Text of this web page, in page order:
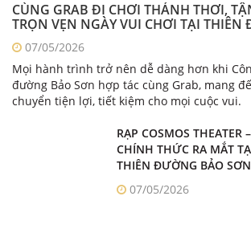
CÙNG GRAB ĐI CHƠI THẢNH THƠI,
TRỌN VẸN NGÀY VUI CHƠI TẠI THIÊN
SƠN07/05/2026
Mọi hành trình trở nên dễ dàng hơn khi
đường Bảo Sơn hợp tác cùng Grab, mang
chuyển tiện lợi, tiết kiệm cho mọi cuộc vui.
RẠP COSMOS THEATER
CHÍNH THỨC RA MẮT
THIÊN ĐƯỜNG BẢO SƠN
07/05/2026